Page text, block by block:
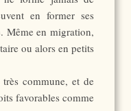
en former ses
Même en migration,
ou alors en petits
commune, et de
favorables comme